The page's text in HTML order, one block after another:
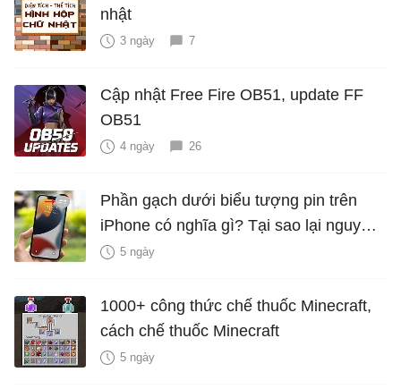
nhật
3 ngày 7
Cập nhật Free Fire OB51, update FF
OB51
4 ngày 26
Phần gạch dưới biểu tượng pin trên
iPhone có nghĩa gì? Tại sao lại nguy
hiểm?
5 ngày
1000+ công thức chế thuốc Minecraft,
cách chế thuốc Minecraft
5 ngày